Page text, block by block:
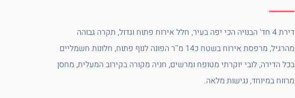
דירת 4 חד' הבנויה הכי יפה בעיר, חלל אירוח פתוח וגדול, תקרה גבוהה
מהרגיל, מרפסת אירוח בשטח כ14 מ''ר הפונה לנוף פתוח, חלונות חשמליים
בכל הדירה, לובי יוקרתי מטופח ומרשים, חניה מקורה בקירוב המעלית, מחסן
מרווח במיוחד, נגישות מלאה.